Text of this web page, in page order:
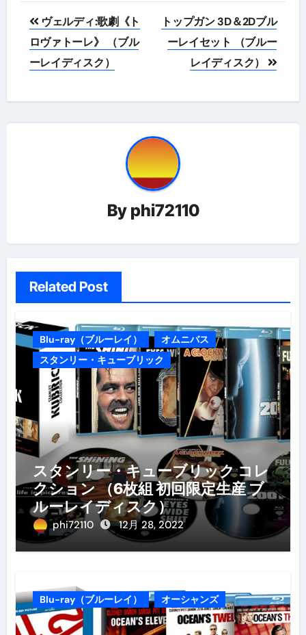
投
稿
ナ
ビ
ゲ
ン
ヴェルディ:歌劇《ト
ロヴァトーレ》 （ブル
ーレイディスク）
トップガン 3D＆2Dブル
ーレイセット （ブルー
レイディスク）
By phi72110
Related Post
Blu-ray（ブルーレイ）
オムニバス
スタンリー・キューブリック
スタンリー・キューブリック コレ
クション （6枚組 初回限定生産 ブ
ルーレイディスク）
phi72110 12月 28, 2022
Blu-ray（ブルーレイ） オーシャンズ